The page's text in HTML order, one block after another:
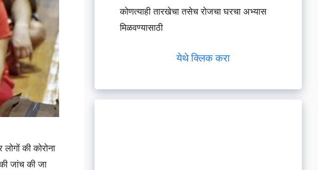
की कोरोना
जांच की जा
कोणत्याही तारखेचा तसेच रोजचा घरचा अभ्यास
मिळवण्यासाठी
येथे क्लिक करा